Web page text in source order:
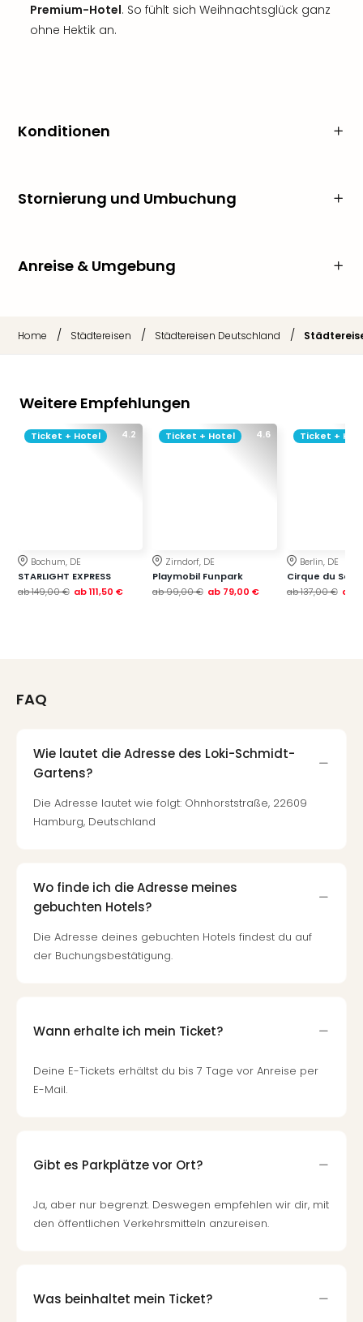
Premium-Hotel. So fühlt sich Weihnachtsglück ganz
ohne Hektik an.
Konditionen
Stornierung und Umbuchung
Anreise & Umgebung
Home / Städtereisen / Städtereisen Deutschland /
Weitere Empfehlungen
4.2
Ticket + Hotel
Bochum, DE
STARLIGHT EXPRESS
ab149,00 € ab111,50 €
4.6
Ticket + Hotel
Zirndorf, DE
Playmobil Funpark
ab99,00 € ab 79,00 €
Ticket +
Berlin, DE
Cirque du Soleil
ab137,00 € ab
FAQ
Wie lautet die Adresse des Loki-Schmidt-
Gartens?
Die Adresse lautet wie folgt: Ohnhorststraße, 22609
Hamburg, Deutschland
Wo finde ich die Adresse meines
gebuchten Hotels?
Die Adresse deines gebuchten Hotels findest du auf
der Buchungsbestätigung.
Wann erhalte ich mein Ticket?
Deine E-Tickets erhältst du bis 7 Tage vor Anreise per
E-Mail.
Gibt es Parkplätze vor Ort?
Ja, aber nur begrenzt. Deswegen empfehlen wir dir, mit
den öffentlichen Verkehrsmitteln anzureisen.
Was beinhaltet mein Ticket?